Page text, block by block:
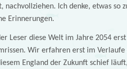
nachvollziehen. Ich denke, etwas so
Erinnerungen.
Leser diese Welt im Jahre 2054
Wir erfahren erst im Verlaufe
England der Zukunft schief